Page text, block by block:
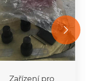
Zařízení pro
